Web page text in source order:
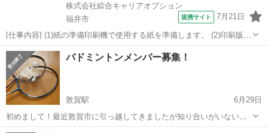
株式会社綜合キャリアオプション
福井市
提携サイト 7月21日
[仕事内容] (1)紙の準備印刷機で使用する紙を準備します。 (2)印刷版
(アルミ板)の取り付け準備印刷に使用するアルミ版の準備作業です。
(3)印刷後の梱包・出荷準備完成した印刷物をまとめて梱包します。 。
＋お仕事探しは...
福井 福井市 工場
バドミントンメンバー募集！
敦賀駅
6月29日
初めまして！最近敦賀市に引っ越してきましたが知り合いがいないの
で、バドミントンができず悲しいです😭 一緒にしてくれる人やクラ